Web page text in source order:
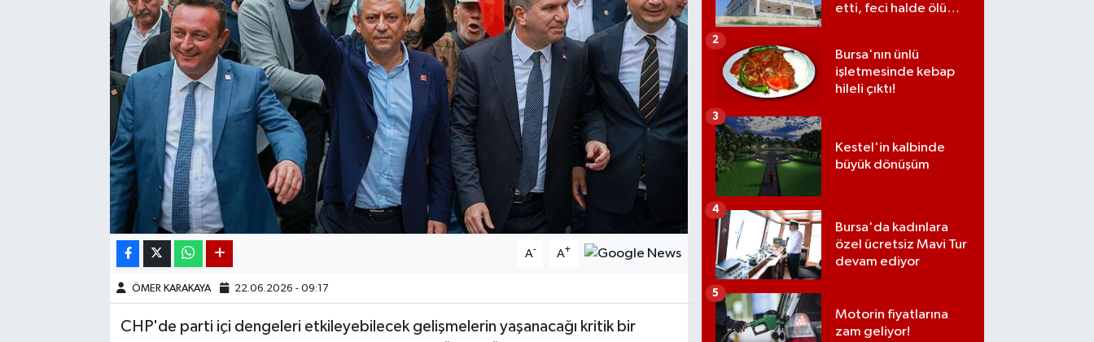
A- A+
ÖMER KARAKAYA 22.06.2026 - 09:17
CHP'de parti içi dengeleri etkileyebilecek gelişmelerin yaşanacağı kritik bir
etti, feci halde ölü
Bursa'nın ünlü
işletmesinde kebap
hileli çıktı!
2
Kestel'in kalbinde
büyük dönüşüm
3
Bursa'da kadınlara
özel ücretsiz Mavi Tur
devam ediyor
4
Motorin fiyatlarına
zam geliyor!
5